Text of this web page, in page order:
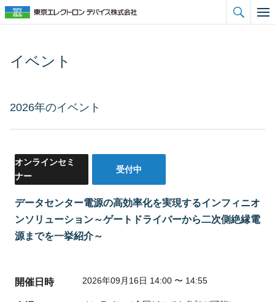

イベント
2026年のイベント
オンラインセミ
ナー
受付中
データセンター電源の高効率化を実現するインフィニオ
ンソリューション～ゲートドライバーから二次側絶縁電
源までを一挙紹介～
開催日時 2026年09月16日 14:00 〜 14:55